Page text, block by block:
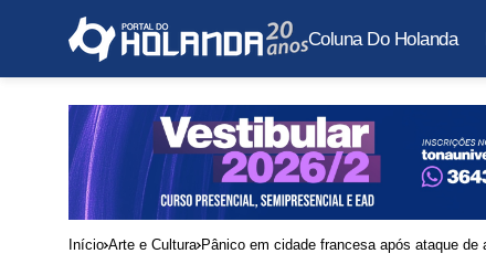
Coluna Do Holanda
Início Arte e Cultura Pânico em cidade francesa após ataque de